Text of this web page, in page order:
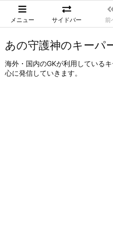
メニュー サイドバー 前
あの守護神のキーパ
海外・国内のGKが利用している
心に発信していきます。